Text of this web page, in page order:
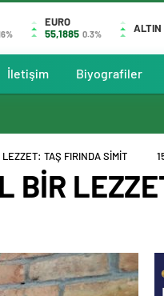
EURO
55,1885 0.3% ALTIN
İletişim Biyografiler
TAŞ FIRINDA SİMİT
BİR